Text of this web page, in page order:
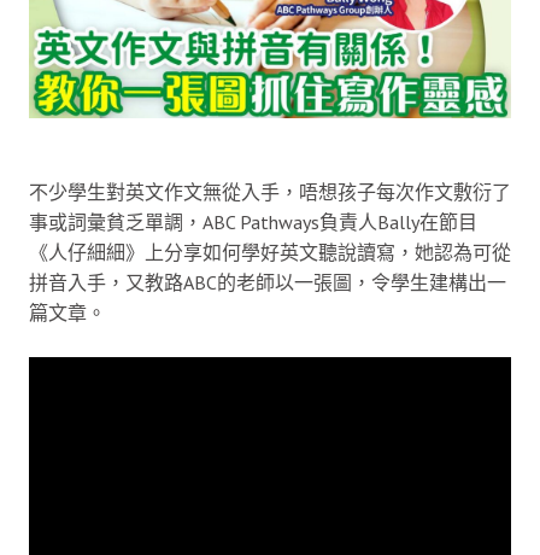
不少學生對英文作文無從入手，唔想孩子每次作文敷衍了
事或詞彙貧乏單調，ABC Pathways負責人Bally在節目
《人仔細細》上分享如何學好英文聽說讀寫，她認為可從
拼音入手，又教路ABC的老師以一張圖，令學生建構出一
篇文章。